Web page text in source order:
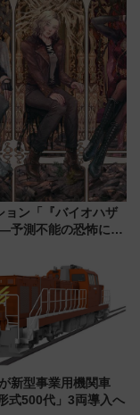
ョン「『バイオハザ
予測不能の恐怖に泣
新型事業用機関車
式500代」3両導入へ